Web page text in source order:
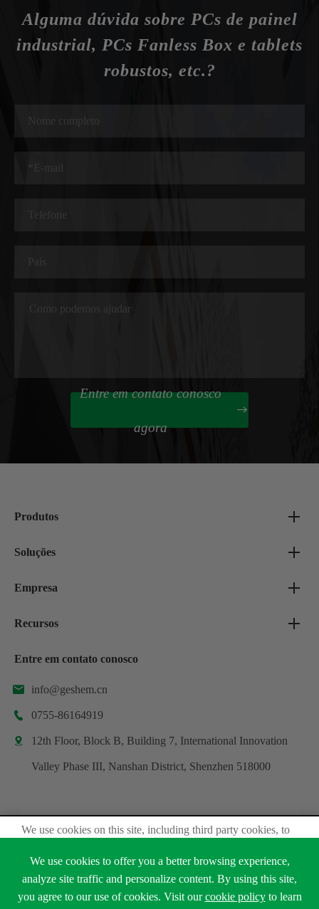
Alguma dúvida sobre PCs de painel
industrial, PCs Fanless Box e tablets
robustos, etc.?
Entre em contato conosco
agora

Produtos
Soluções
Empresa
Recursos
Entre em contato conosco
 info@geshem.cn
 0755-86164919
 12th Floor, Block B, Building 7, International Innovation
Valley Phase III, Nanshan District, Shenzhen 518000
Direitos autorais ©Shenzhen Geshem Technology Co., Ltd.
Todos os direitos reservados.
Sitemap
Política de Privacidade
We use cookies on this site, including third party cookies, to
We use cookies to offer you a better browsing experience,
analyze site traffic and personalize content. By using this site,
you agree to our use of cookies. Visit ourcookie policyto learn